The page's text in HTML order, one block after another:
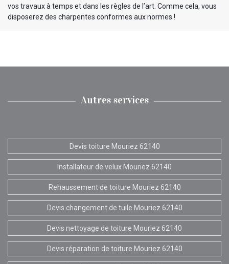
vos travaux à temps et dans les règles de l’art. Comme cela, vous
disposerez des charpentes conformes aux normes !
Autres services
Devis toiture Mouriez 62140
Installateur de velux Mouriez 62140
Rehaussement de toiture Mouriez 62140
Devis changement de tuile Mouriez 62140
Devis nettoyage de toiture Mouriez 62140
Devis réparation de toiture Mouriez 62140